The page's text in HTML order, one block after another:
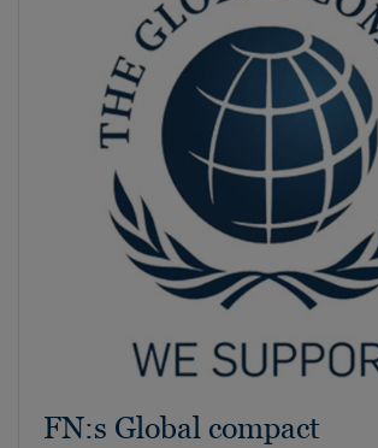
FN:s Global compact